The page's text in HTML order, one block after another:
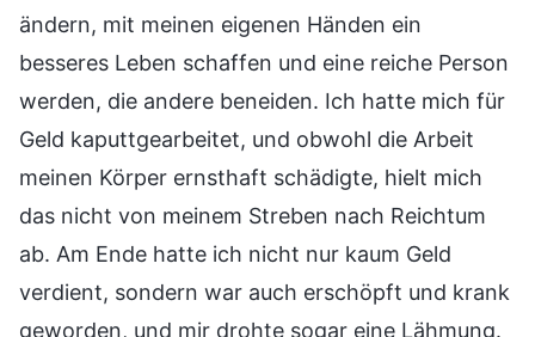
ändern, mit meinen eigenen Händen ein
besseres Leben schaffen und eine reiche Person
werden, die andere beneiden. Ich hatte mich für
Geld kaputtgearbeitet, und obwohl die Arbeit
meinen Körper ernsthaft schädigte, hielt mich
das nicht von meinem Streben nach Reichtum
ab. Am Ende hatte ich nicht nur kaum Geld
verdient, sondern war auch erschöpft und krank
geworden, und mir drohte sogar eine Lähmung.